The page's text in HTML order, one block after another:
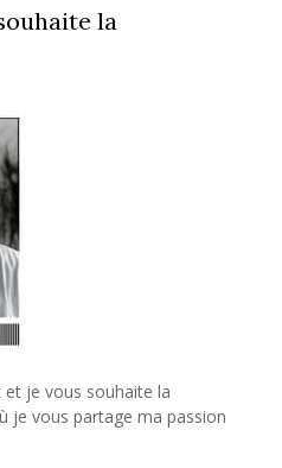
la
et je vous souhaite la
je vous partage ma passion